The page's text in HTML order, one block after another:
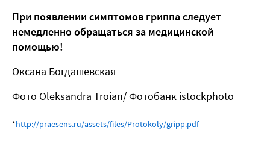
При появлении симптомов гриппа следует
немедленно обращаться за медицинской
помощью!
Оксана Богдашевская
Фото Oleksandra Troian/ Фотобанк istockphoto
*http://praesens.ru/assets/files/Protokoly/gripp.pdf